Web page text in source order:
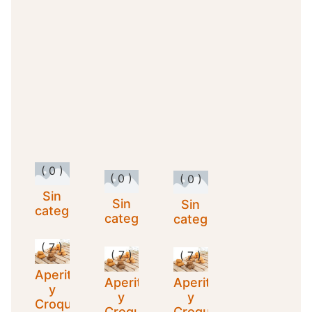
( 0 )
Sin
categorizar
( 7 )
Aperitivos
y
Croquetas
( 0 )
Sin
categorizar
( 7 )
Aperitivos
y
( 0 )
Sin
categorizar
( 7 )
Aperitivos
y